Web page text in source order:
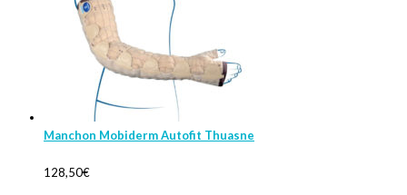
Manchon Mobiderm Autofit Thuasne
128,50€